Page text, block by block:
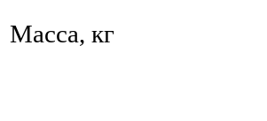
Масса, кг